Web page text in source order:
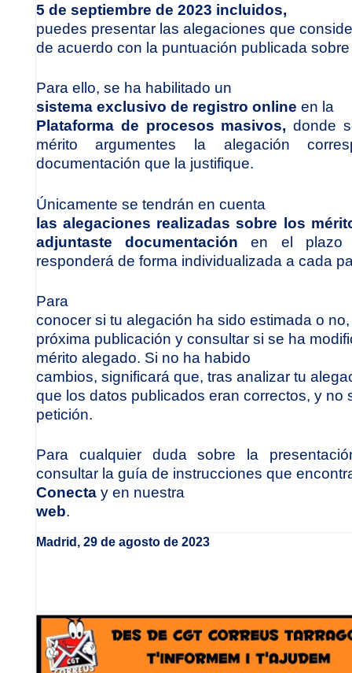
5 de septiembre de 2023 incluidos,
puedes presentar las alegaciones que
de acuerdo con la puntuación publicada
Para ello, se ha habilitado un
sistema exclusivo de registro online en la
Plataforma de procesos masivos, donde
mérito argumentes la alegación
documentación que la justifique.
Únicamente se tendrán en cuenta
las alegaciones realizadas sobre los
adjuntaste documentación en el plazo
responderá de forma individualizada a cada
Para
conocer si tu alegación ha sido estimada o
próxima publicación y consultar si se ha
mérito alegado. Si no ha habido
cambios, significará que, tras analizar tu
que los datos publicados eran correctos, y no
petición.
Para cualquier duda sobre la
consultar la guía de instrucciones que
Conecta y en nuestra
web.
Madrid, 29 de agosto de 2023